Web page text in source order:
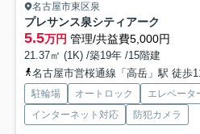
名古屋市東区泉
プレサンス泉シティアーク
5.5万円 管理/共益費5,000円
21.37㎡ (1K) /築19年 /15階建
名古屋市営桜通線「高岳」駅 徒歩
駐輪場 オートロック エレベータ
インターネット対応
防犯カメラ